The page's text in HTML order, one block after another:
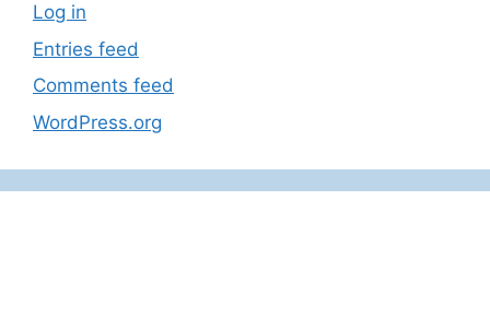
Log in
Entries feed
Comments feed
WordPress.org